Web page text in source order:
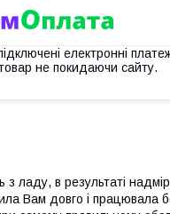
електронні
не покидаючи сайту.
з ладу, в результаті
Вам довго і працювала